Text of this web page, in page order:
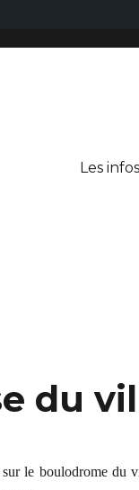
Les infos
du
le boulodrome du